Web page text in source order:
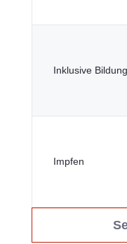
Inklusive Bildung
Impfen